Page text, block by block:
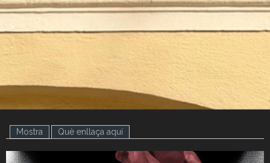
.
.
Mostra (pestanya activa)
Què enllaça aquí